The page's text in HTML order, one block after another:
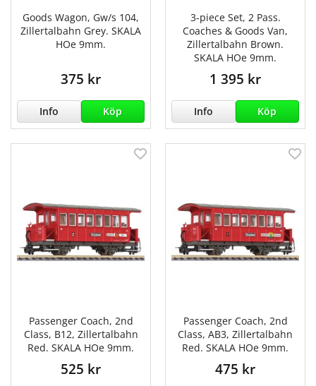
Goods Wagon, Gw/s 104,
Zillertalbahn Grey. SKALA
HOe 9mm.
375 kr
Info Köp
3-piece Set, 2 Pass.
Coaches & Goods Van,
Zillertalbahn Brown.
SKALA HOe 9mm.
1 395 kr
Info Köp
Passenger Coach, 2nd
Class, B12, Zillertalbahn
Red. SKALA HOe 9mm.
525 kr
Passenger Coach, 2nd
Class, AB3, Zillertalbahn
Red. SKALA HOe 9mm.
475 kr